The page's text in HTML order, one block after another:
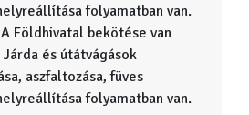
folyamatban van.
A Földhivatal bekötése van
és útátvágások
aszfaltozása, füves
folyamatban van.